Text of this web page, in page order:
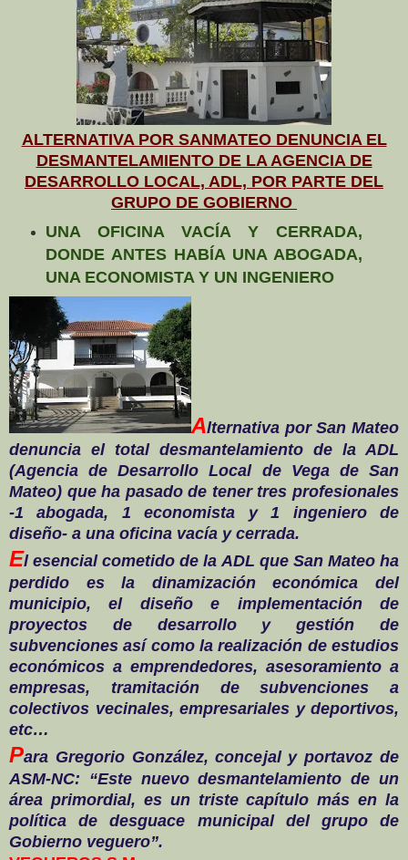
ALTERNATIVA POR SANMATEO DENUNCIA EL
DESMANTELAMIENTO DE LA AGENCIA DE
DESARROLLO LOCAL, ADL, POR PARTE DEL
GRUPO DE GOBIERNO
UNA OFICINA VACÍA Y CERRADA,
DONDE ANTES HABÍA UNA ABOGADA,
UNA ECONOMISTA Y UN INGENIERO
Alternativa por San Mateo
denuncia el total desmantelamiento de la ADL
(Agencia de Desarrollo Local de Vega de San
Mateo) que ha pasado de tener tres profesionales
-1 abogada, 1 economista y 1 ingeniero de
diseño- a una oficina vacía y cerrada.
El esencial cometido de la ADL que San Mateo ha
perdido es la dinamización económica del
municipio, el diseño e implementación de
proyectos de desarrollo y gestión de
subvenciones así como la realización de estudios
económicos a emprendedores, asesoramiento a
empresas, tramitación de subvenciones a
colectivos vecinales, empresariales y deportivos,
etc…
Para Gregorio González, concejal y portavoz de
ASM-NC: “Este nuevo desmantelamiento de un
área primordial, es un triste capítulo más en la
política de desguace municipal del grupo de
Gobierno veguero”.